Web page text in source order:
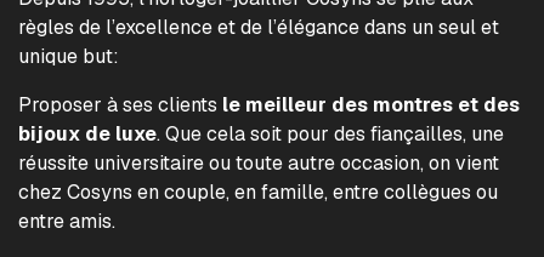
règles de l’excellence et de l’élégance dans un seul et
unique but:
Proposer à ses clients le meilleur des montres et des
bijoux de luxe. Que cela soit pour des fiançailles, une
réussite universitaire ou toute autre occasion, on vient
chez Cosyns en couple, en famille, entre collègues ou
entre amis.